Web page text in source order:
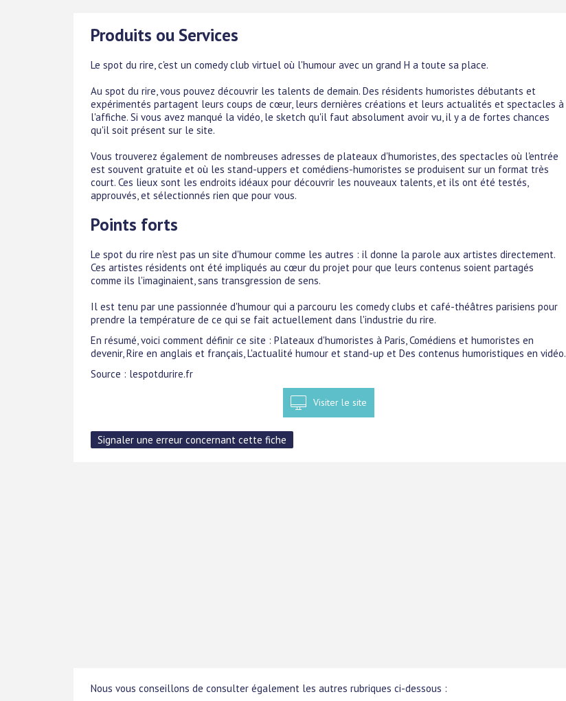
Produits ou Services
Le spot du rire, c'est un comedy club virtuel où l'humour avec un grand H a toute sa place.
Au spot du rire, vous pouvez découvrir les talents de demain. Des résidents humoristes débutants et
expérimentés partagent leurs coups de cœur, leurs dernières créations et leurs actualités et spectacles à
l'affiche. Si vous avez manqué la vidéo, le sketch qu'il faut absolument avoir vu, il y a de fortes chances
qu'il soit présent sur le site.
Vous trouverez également de nombreuses adresses de plateaux d'humoristes, des spectacles où l'entrée
est souvent gratuite et où les stand-uppers et comédiens-humoristes se produisent sur un format très
court. Ces lieux sont les endroits idéaux pour découvrir les nouveaux talents, et ils ont été testés,
approuvés, et sélectionnés rien que pour vous.
Points forts
Le spot du rire n'est pas un site d'humour comme les autres : il donne la parole aux artistes directement.
Ces artistes résidents ont été impliqués au cœur du projet pour que leurs contenus soient partagés
comme ils l'imaginaient, sans transgression de sens.
Il est tenu par une passionnée d'humour qui a parcouru les comedy clubs et café-théâtres parisiens pour
prendre la température de ce qui se fait actuellement dans l'industrie du rire.
En résumé, voici comment définir ce site : Plateaux d'humoristes à Paris, Comédiens et humoristes en
devenir, Rire en anglais et français, L'actualité humour et stand-up et Des contenus humoristiques en vidéo.
Source : lespotdurire.fr
Visiter le site
Nous vous conseillons de consulter également les autres rubriques ci-dessous :